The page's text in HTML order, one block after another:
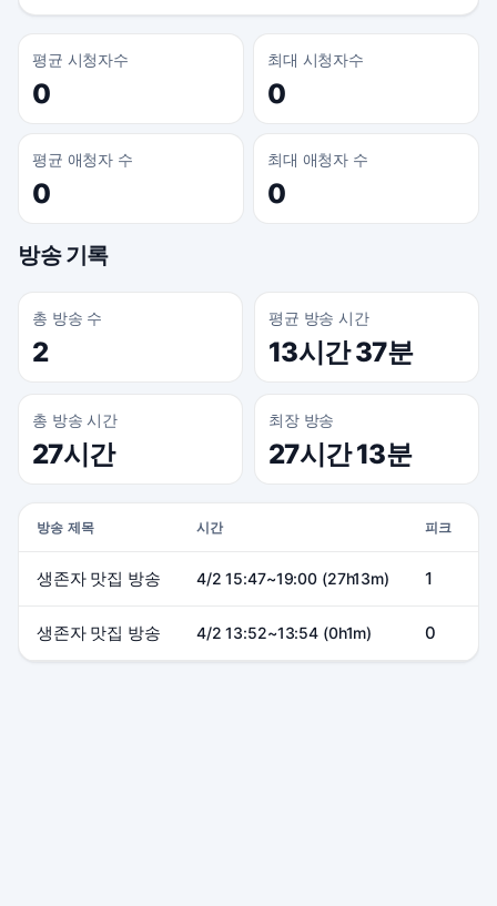
평균 시청자수
0
최대 시청자수
0
평균 애청자 수
0
최대 애청자 수
0
방송 기록
총 방송 수
2
평균 방송 시간
13시간 37분
총 방송 시간
27시간
최장 방송
27시간 13분
방송 제목 시간 피크
생존자 맛집 방송 4/2 15:47~19:00 (27h13m) 1
생존자 맛집 방송 4/2 13:52~13:54 (0h1m) 0